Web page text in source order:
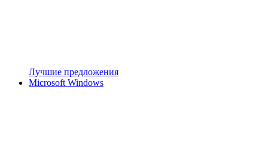
Лучшие предложения
Microsoft Windows